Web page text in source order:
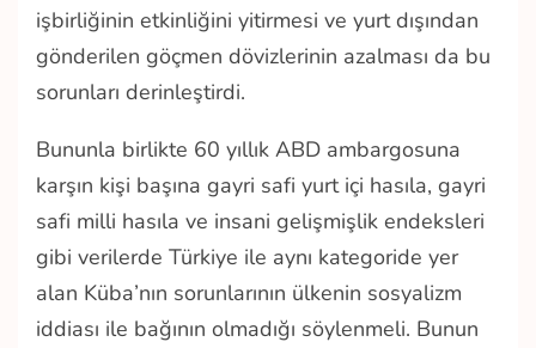
işbirliğinin etkinliğini yitirmesi ve yurt dışından
gönderilen göçmen dövizlerinin azalması da bu
sorunları derinleştirdi.
Bununla birlikte 60 yıllık ABD ambargosuna
karşın kişi başına gayri safi yurt içi hasıla, gayri
safi milli hasıla ve insani gelişmişlik endeksleri
gibi verilerde Türkiye ile aynı kategoride yer
alan Küba’nın sorunlarının ülkenin sosyalizm
iddiası ile bağının olmadığı söylenmeli. Bunun